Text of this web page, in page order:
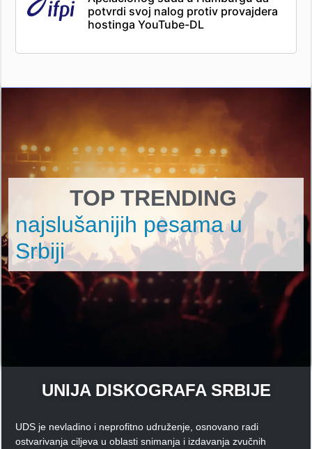
potvrdi svoj nalog protiv provajdera
hostinga YouTube-DL
TOP TRENDING
najslušanijih pesama u
Srbiji
UNIJA DISKOGRAFA SRBIJE
UDS je nevladino i neprofitno udruženje, osnovano radi
ostvarivanja ciljeva u oblasti snimanja i izdavanja zvučnih